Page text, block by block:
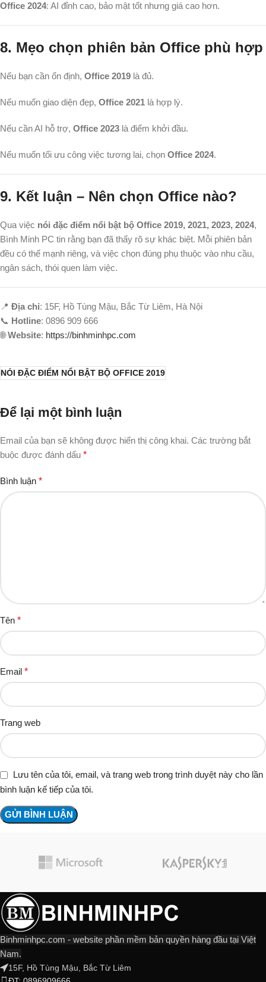
Office 2024: AI đỉnh cao, bảo mật tốt nhưng giá cao hơn.
8. Mẹo chọn phiên bản Office phù hợp
Nếu bạn cần ổn định, Office 2019 là đủ.
Nếu muốn giao diện đẹp, Office 2021 là hợp lý.
Nếu cần AI hỗ trợ, Office 2023 là điểm khởi đầu.
Nếu muốn tối ưu công việc tương lai, chọn Office 2024.
9. Kết luận – Nên chọn Office nào?
Qua việc nói đặc điểm nổi bật bộ Office 2019, 2021, 2023, 2024,
Bình Minh PC tin rằng bạn đã thấy rõ sự khác biệt. Mỗi phiên bản
đều có thế mạnh riêng, và việc chọn đúng phụ thuộc vào nhu cầu,
ngân sách, thói quen làm việc.
📍 Địa chỉ: 15F, Hồ Tùng Mậu, Bắc Từ Liêm, Hà Nội
📞 Hotline: 0896 909 666
🌐Website: https://binhminhpc.com
NÓI ĐẶC ĐIỂM NỔI BẬT BỘ OFFICE 2019
Để lại một bình luận
Email của bạn sẽ không được hiển thị công khai. Các trường bắt
buộc được đánh dấu *
Bình luận *
Tên *
Email *
Trang web
Lưu tên của tôi, email, và trang web trong trình duyệt này cho lần
bình luận kế tiếp của tôi.
Binhminhpc.com - website phần mềm bản quyền hàng đầu tại Việt
Nam.
15F, Hồ Tùng Mậu, Bắc Từ Liêm